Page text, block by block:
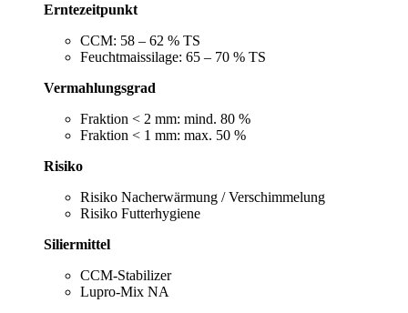
Erntezeitpunkt
CCM: 58 – 62 % TS
Feuchtmaissilage: 65 – 70 % TS
Vermahlungsgrad
Fraktion < 2 mm: mind. 80 %
Fraktion < 1 mm: max. 50 %
Risiko
Risiko Nacherwärmung / Verschimmelung
Risiko Futterhygiene
Siliermittel
CCM-Stabilizer
Lupro-Mix NA